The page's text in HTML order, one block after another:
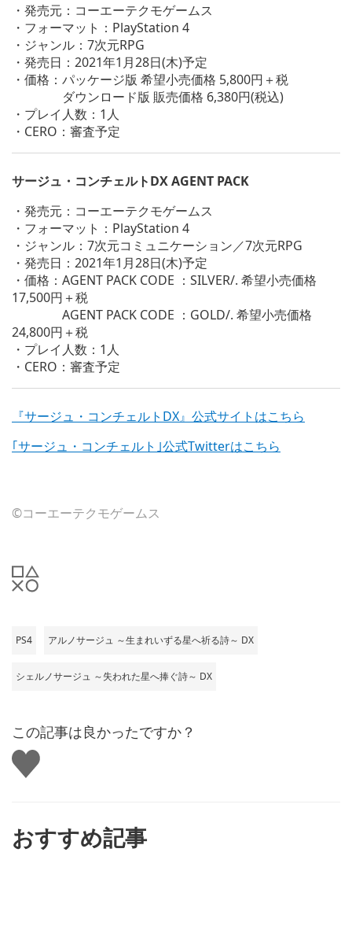
・発売元：コーエーテクモゲームス
・フォーマット：PlayStation 4
・ジャンル：7次元RPG
・発売日：2021年1月28日(木)予定
・価格：パッケージ版 希望小売価格 5,800円＋税
ダウンロード版 販売価格 6,380円(税込)
・プレイ人数：1人
・CERO：審査予定
サージュ・コンチェルトDX AGENT PACK
・発売元：コーエーテクモゲームス
・フォーマット：PlayStation 4
・ジャンル：7次元コミュニケーション／7次元RPG
・発売日：2021年1月28日(木)予定
・価格：AGENT PACK CODE ：SILVER/. 希望小売価格
17,500円＋税
AGENT PACK CODE ：GOLD/. 希望小売価格
24,800円＋税
・プレイ人数：1人
・CERO：審査予定
『サージュ・コンチェルトDX』公式サイトはこちら
｢サージュ・コンチェルト｣公式Twitterはこちら
©コーエーテクモゲームス
PS4 アルノサージュ ～生まれいずる星へ祈る詩～ DX
シェルノサージュ ～失われた星へ捧ぐ詩～ DX
この記事は良かったですか？
い
い
おすすめ記事